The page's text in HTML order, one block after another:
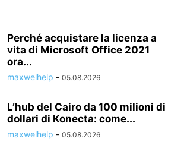
Perché acquistare la licenza a
vita di Microsoft Office 2021
ora...
maxwelhelp - 05.08.2026
L’hub del Cairo da 100 milioni di
dollari di Konecta: come...
maxwelhelp - 05.08.2026